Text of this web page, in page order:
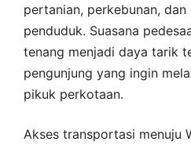
pertanian, perkebunan, dan
penduduk. Suasana
tenang menjadi daya tarik
pengunjung yang ingin
pikuk perkotaan.
Akses transportasi menuju